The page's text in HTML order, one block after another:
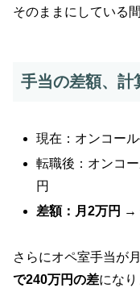
そのままにしている
手当の差額、計
現在：オンコー
転職後：オンコ
円
差額：月2万円 →
さらにオペ室手当が
で240万円の差になり